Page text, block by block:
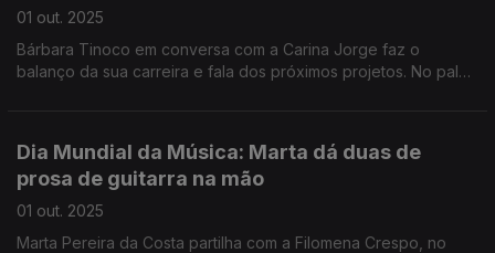
01 out. 2025
Bárbara Tinoco em conversa com a Carina Jorge faz o
balanço da sua carreira e fala dos próximos projetos. No palco
Dia Mundial da Música: Marta dá duas de
prosa de guitarra na mão
01 out. 2025
Marta Pereira da Costa partilha com a Filomena Crespo, no